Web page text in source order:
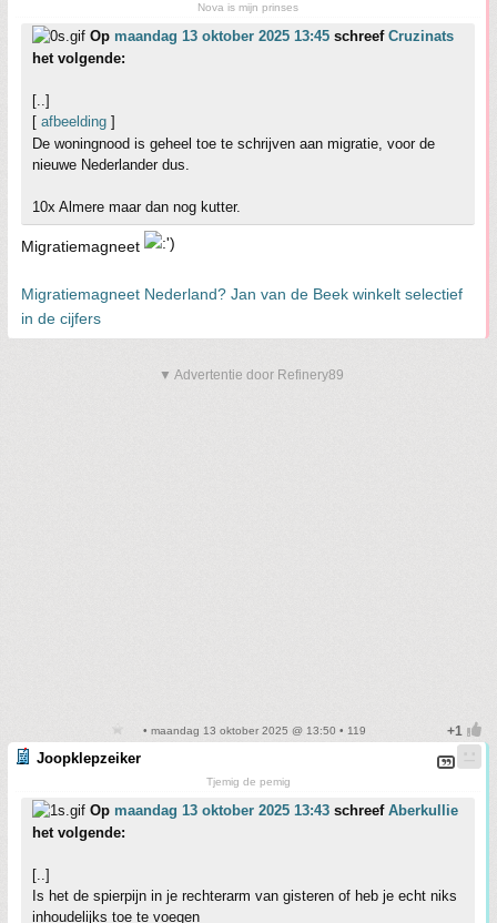
Nova is mijn prinses
Op maandag 13 oktober 2025 13:45 schreef Cruzinats
het volgende:
[..]
[ afbeelding ]
De woningnood is geheel toe te schrijven aan migratie, voor de
nieuwe Nederlander dus.
10x Almere maar dan nog kutter.
Migratiemagneet
Migratiemagneet Nederland? Jan van de Beek winkelt selectief
in de cijfers
▼ Advertentie door Refinery89
• maandag 13 oktober 2025 @ 13:50 • 119
Joopklepzeiker
Tjemig de pemig
Op maandag 13 oktober 2025 13:43 schreef Aberkullie
het volgende:
[..]
Is het de spierpijn in je rechterarm van gisteren of heb je echt niks
inhoudelijks toe te voegen